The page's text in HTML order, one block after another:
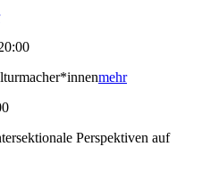
mehr
Perspektiven auf